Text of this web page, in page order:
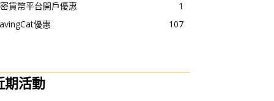
貨幣平台開戶優惠
1
優惠
107
期活動